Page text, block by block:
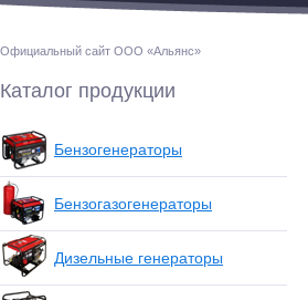
Официальный сайт ООО «Альянс»
Каталог продукции
Бензогенераторы
Бензогазогенераторы
Дизельные генераторы